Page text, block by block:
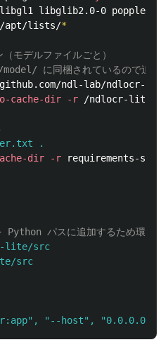
libglib2.0-0 poppler-
apt/lists/*
モデルファイルごと）
に同梱されているので追加
ndl-lab/ndlocr-
cache-dir -r /ndlocr-lite/
.
dir -r requirements-
パスに追加するため環境変
lite/src
src
"--host", "0.0.0.0",